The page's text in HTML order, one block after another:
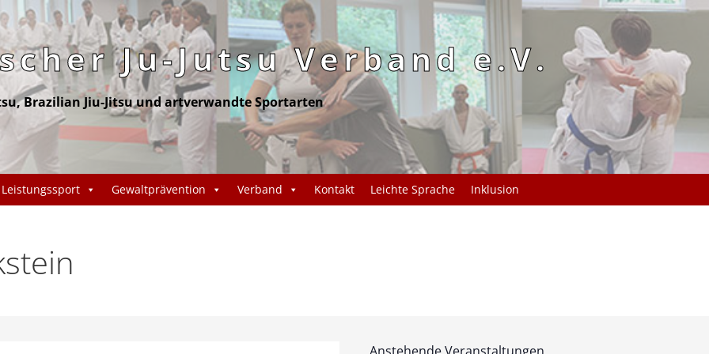
Ju-Jutsu Verband e.V.
Brazilian Jiu-Jitsu und artverwandte Sportarten
Leistungssport Gewaltprävention Verband Kontakt Leichte Sprache Inklusion